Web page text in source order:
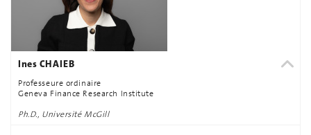
Ines CHAIEB
Professeure ordinaire
Geneva Finance Research Institute
Ph.D., Université McGill